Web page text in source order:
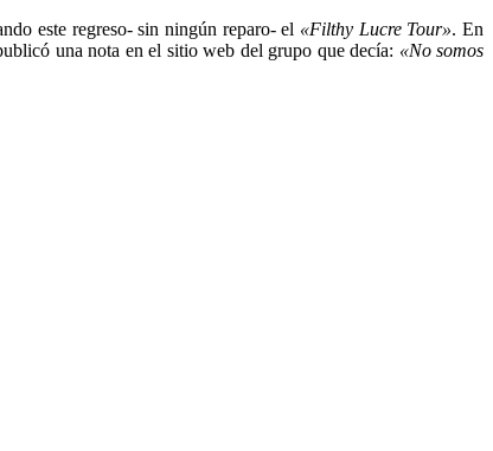
este regreso- sin ningún reparo- el «Filthy Lucre Tour». En
una nota en el sitio web del grupo que decía: «No somos